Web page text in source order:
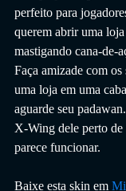
perfeito para
querem abrir uma
mastigando cana-de-
Faça amizade com
uma loja em uma
aguarde seu
X-Wing dele perto de
parece funcionar.
Baixe esta skin em